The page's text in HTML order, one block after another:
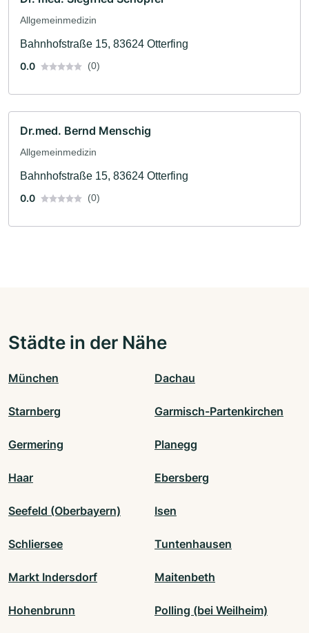
Allgemeinmedizin
Bahnhofstraße 15, 83624 Otterfing
0.0
(0)
Dr.med. Bernd Menschig
Allgemeinmedizin
Bahnhofstraße 15, 83624 Otterfing
0.0
(0)
Städte in der Nähe
München Dachau
Starnberg Garmisch-Partenkirchen
Germering Planegg
Haar Ebersberg
Seefeld (Oberbayern) Isen
Schliersee Tuntenhausen
Markt Indersdorf Maitenbeth
Hohenbrunn Polling (bei Weilheim)